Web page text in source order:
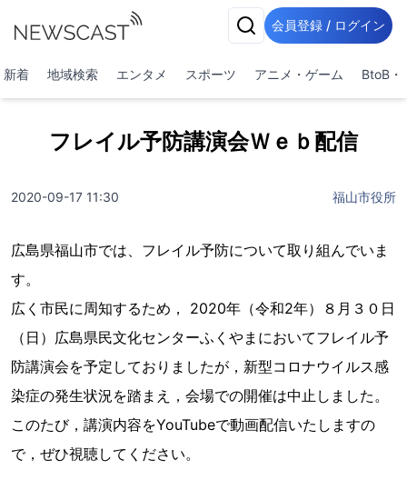
会員登録 / ログイン
新着 地域検索 エンタメ スポーツ アニメ・ゲーム BtoB・
フレイル予防講演会Ｗｅｂ配信
2020-09-17 11:30 福山市役所
広島県福山市では、フレイル予防について取り組んでいま
す。
広く市民に周知するため， 2020年（令和2年）８月３０日
（日）広島県民文化センターふくやまにおいてフレイル予
防講演会を予定しておりましたが，新型コロナウイルス感
染症の発生状況を踏まえ，会場での開催は中止しました。
このたび，講演内容をYouTubeで動画配信いたしますの
で，ぜひ視聴してください。